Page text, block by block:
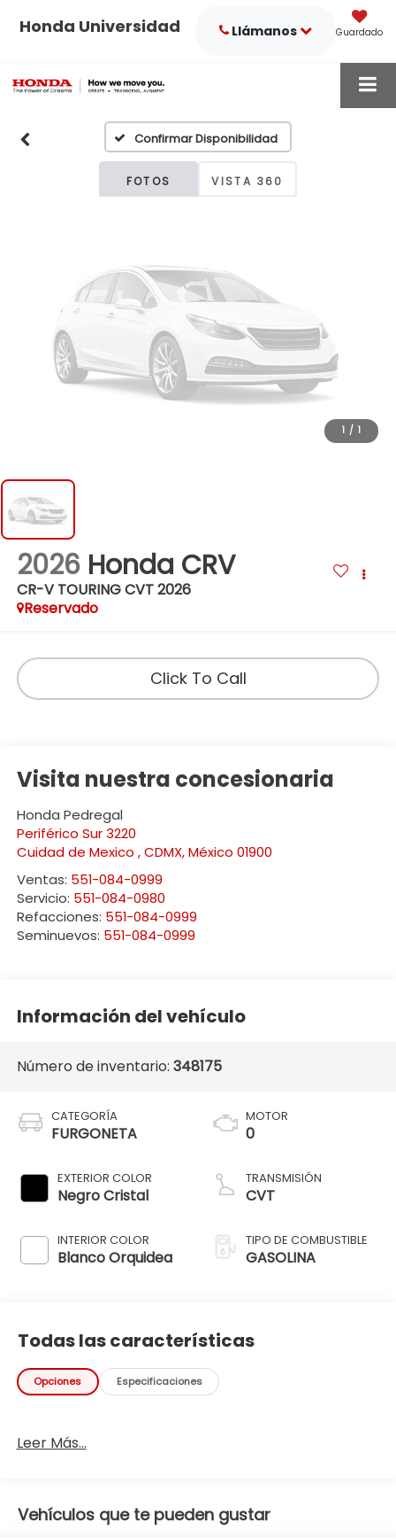
Honda Universidad Guardado
Llámanos
Confirmar Disponibilidad
FOTOS VISTA 360
Fotos No
Disponibles
Por favor, revise luego
1 / 1
2026 Honda CRV
CR-V TOURING CVT 2026
Reservado
Click To Call
Visita nuestra concesionaria
Honda Pedregal
Periférico Sur 3220
Cuidad de Mexico ,CDMX, México 01900
Ventas: 551-084-0999
Servicio: 551-084-0980
Refacciones: 551-084-0999
Seminuevos: 551-084-0999
Información del vehículo
Número de inventario: 348175
CATEGORÍA
FURGONETA
EXTERIOR COLOR
Negro Cristal
INTERIOR COLOR
Blanco Orquidea
MOTOR
0
TRANSMISIÓN
CVT
TIPO DE COMBUSTIBLE
GASOLINA
Todas las características
Opciones Especificaciones
Leer Más...
Vehículos que te pueden gustar